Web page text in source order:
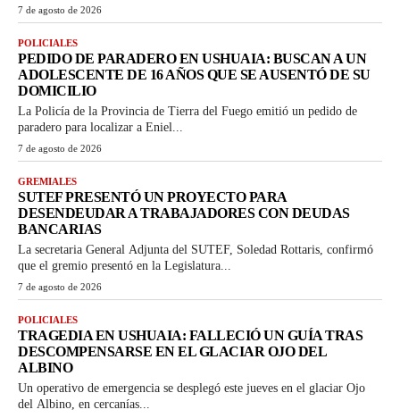
7 de agosto de 2026
POLICIALES
PEDIDO DE PARADERO EN USHUAIA: BUSCAN A UN
ADOLESCENTE DE 16 AÑOS QUE SE AUSENTÓ DE SU
DOMICILIO
La Policía de la Provincia de Tierra del Fuego emitió un pedido de
paradero para localizar a Eniel...
7 de agosto de 2026
GREMIALES
SUTEF PRESENTÓ UN PROYECTO PARA
DESENDEUDAR A TRABAJADORES CON DEUDAS
BANCARIAS
La secretaria General Adjunta del SUTEF, Soledad Rottaris, confirmó
que el gremio presentó en la Legislatura...
7 de agosto de 2026
POLICIALES
TRAGEDIA EN USHUAIA: FALLECIÓ UN GUÍA TRAS
DESCOMPENSARSE EN EL GLACIAR OJO DEL
ALBINO
Un operativo de emergencia se desplegó este jueves en el glaciar Ojo
del Albino, en cercanías...